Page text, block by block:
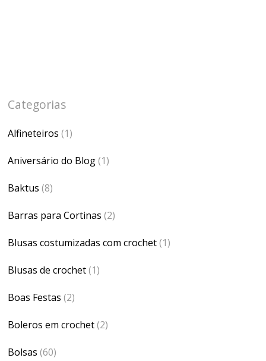
Categorias
Alfineteiros (1)
Aniversário do Blog(1)
Baktus (8)
Barras para Cortinas (2)
Blusas costumizadas com crochet(1)
Blusas de crochet(1)
Boas Festas (2)
Boleros em crochet(2)
Bolsas (60)